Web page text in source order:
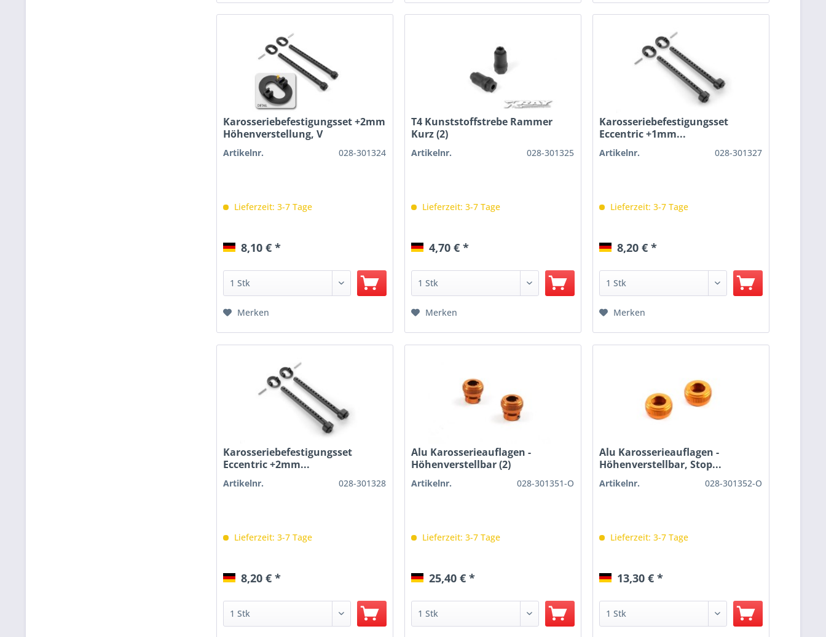
Karosseriebefestigungsset +2mm
Höhenverstellung, V
Artikelnr. 028-301324
Lieferzeit: 3-7 Tage
8,10 € *
Merken
T4 Kunststoffstrebe Rammer
Kurz (2)
Artikelnr. 028-301325
Lieferzeit: 3-7 Tage
4,70 € *
Merken
Karosseriebefestigungsset
Eccentric +1mm...
Artikelnr. 028-301327
Lieferzeit: 3-7 Tage
8,20 € *
Merken
Karosseriebefestigungsset
Eccentric +2mm...
Artikelnr. 028-301328
Lieferzeit: 3-7 Tage
8,20 € *
Alu Karosserieauflagen -
Höhenverstellbar (2)
Artikelnr. 028-301351-O
Lieferzeit: 3-7 Tage
25,40 € *
Alu Karosserieauflagen -
Höhenverstellbar, Stop...
Artikelnr. 028-301352-O
Lieferzeit: 3-7 Tage
13,30 € *